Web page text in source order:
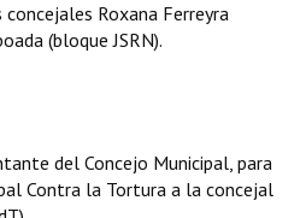
Roxana Ferreyra
(bloque JSRN).
del Concejo Municipal, para
Contra la Tortura a la concejal